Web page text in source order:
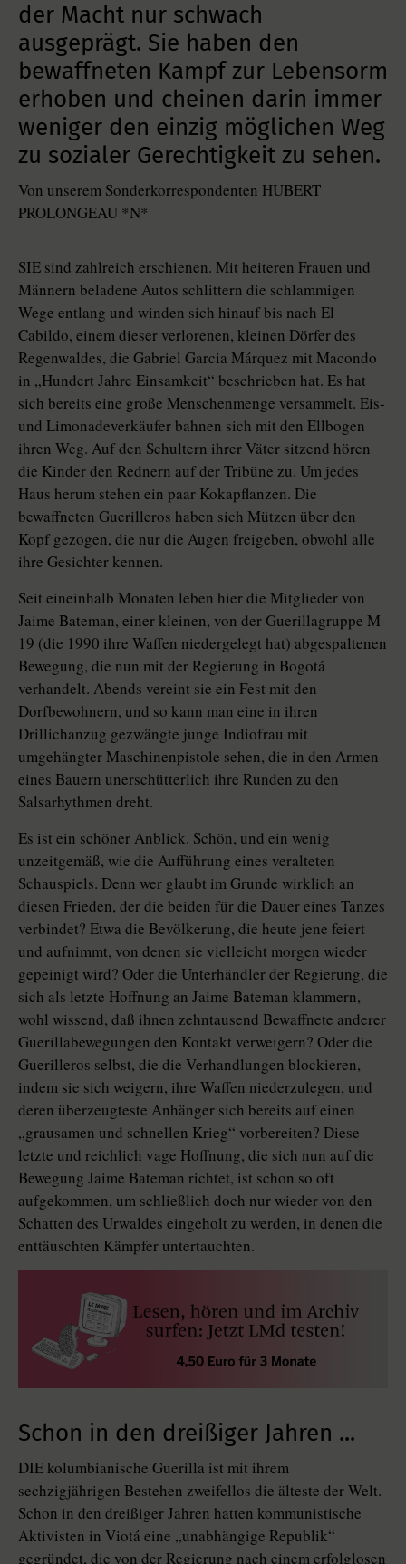
der Macht nur schwach
ausgeprägt. Sie haben den
bewaffneten Kampf zur Lebensorm
erhoben und cheinen darin immer
weniger den einzig möglichen Weg
zu sozialer Gerechtigkeit zu sehen.
Von unserem Sonderkorrespondenten HUBERT
PROLONGEAU *N*
SIE sind zahlreich erschienen. Mit heiteren Frauen und
Männern beladene Autos schlittern die schlammigen
Wege entlang und winden sich hinauf bis nach El
Cabildo, einem dieser verlorenen, kleinen Dörfer des
Regenwaldes, die Gabriel Garcia Márquez mit Macondo
in „Hundert Jahre Einsamkeit“ beschrieben hat. Es hat
sich bereits eine große Menschenmenge versammelt. Eis-
und Limonadeverkäufer bahnen sich mit den Ellbogen
ihren Weg. Auf den Schultern ihrer Väter sitzend hören
die Kinder den Rednern auf der Tribüne zu. Um jedes
Haus herum stehen ein paar Kokapflanzen. Die
bewaffneten Guerilleros haben sich Mützen über den
Kopf gezogen, die nur die Augen freigeben, obwohl alle
ihre Gesichter kennen.
Seit eineinhalb Monaten leben hier die Mitglieder von
Jaime Bateman, einer kleinen, von der Guerillagruppe M-
19 (die 1990 ihre Waffen niedergelegt hat) abgespaltenen
Bewegung, die nun mit der Regierung in Bogotá
verhandelt. Abends vereint sie ein Fest mit den
Dorfbewohnern, und so kann man eine in ihren
Drillichanzug gezwängte junge Indiofrau mit
umgehängter Maschinenpistole sehen, die in den Armen
eines Bauern unerschütterlich ihre Runden zu den
Salsarhythmen dreht.
Es ist ein schöner Anblick. Schön, und ein wenig
unzeitgemäß, wie die Aufführung eines veralteten
Schauspiels. Denn wer glaubt im Grunde wirklich an
diesen Frieden, der die beiden für die Dauer eines Tanzes
verbindet? Etwa die Bevölkerung, die heute jene feiert
und aufnimmt, von denen sie vielleicht morgen wieder
gepeinigt wird? Oder die Unterhändler der Regierung, die
sich als letzte Hoffnung an Jaime Bateman klammern,
wohl wissend, daß ihnen zehntausend Bewaffnete anderer
Guerillabewegungen den Kontakt verweigern? Oder die
Guerilleros selbst, die die Verhandlungen blockieren,
indem sie sich weigern, ihre Waffen niederzulegen, und
deren überzeugteste Anhänger sich bereits auf einen
„grausamen und schnellen Krieg“ vorbereiten? Diese
letzte und reichlich vage Hoffnung, die sich nun auf die
Bewegung Jaime Bateman richtet, ist schon so oft
aufgekommen, um schließlich doch nur wieder von den
Schatten des Urwaldes eingeholt zu werden, in denen die
enttäuschten Kämpfer untertauchten.
Schon in den dreißiger Jahren ...
DIE kolumbianische Guerilla ist mit ihrem
sechzigjährigen Bestehen zweifellos die älteste der Welt.
Schon in den dreißiger Jahren hatten kommunistische
Aktivisten in Viotá eine „unabhängige Republik“
gegründet, die von der Regierung nach einem erfolglosen